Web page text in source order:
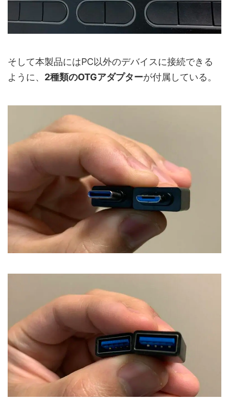
そして本製品にはPC以外のデバイスに接続できる
ように、 2種類のOTGアダプターが付属している。